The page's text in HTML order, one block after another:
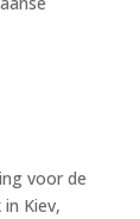
voor de
Kiev,